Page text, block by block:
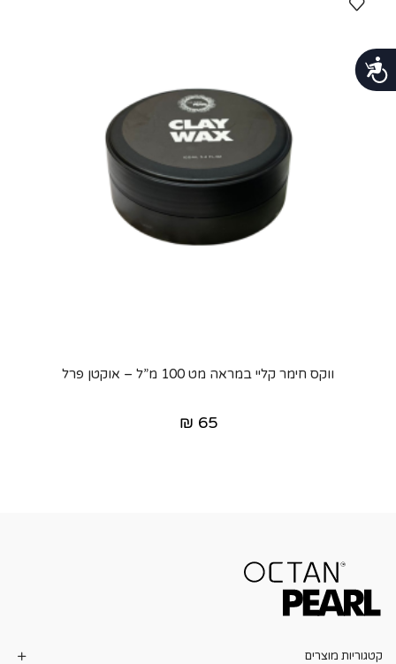
נגישות
ווקס חימר קליי במראה מט 100 מ”ל – אוקטן פרל
₪ 65
קטגוריות מוצרים